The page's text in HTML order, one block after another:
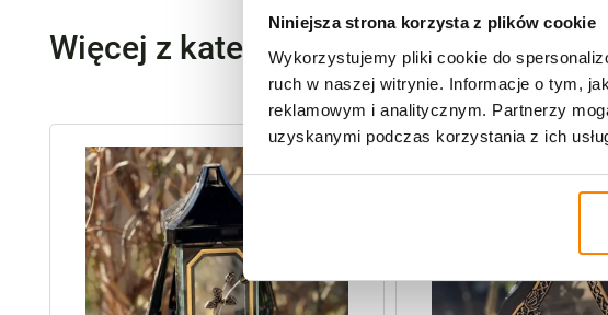
Niniejsza strona korzysta z plików cookie
Wykorzystujemy pliki cookie do
ruch w naszej witrynie. Informacje o tym,
reklamowym i analitycznym. Partnerzy
uzyskanymi podczas korzystania z ich
Więcej z kategorii Znicze szklane